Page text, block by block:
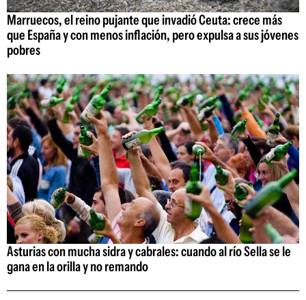
Marruecos, el reino pujante que invadió Ceuta: crece más
que España y con menos inflación, pero expulsa a sus jóvenes
pobres
Asturias con mucha sidra y cabrales: cuando al río Sella se le
gana en la orilla y no remando